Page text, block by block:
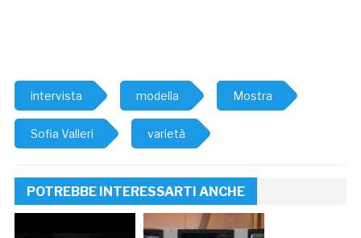
intervista modella Mostra
Sofia Valleri varietà
POTREBBE INTERESSARTI ANCHE